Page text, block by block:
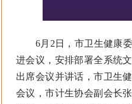
6月2日，市卫生健康委
进会议，安排部署全系统
出席会议并讲话，市卫生
会议，市计生协会副会长